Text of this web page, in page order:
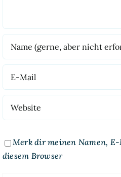
Merk dir meinen Namen,
diesem Browser